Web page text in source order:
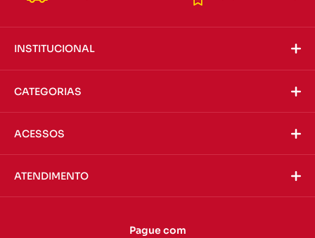
INSTITUCIONAL
CATEGORIAS
ACESSOS
ATENDIMENTO
Pague com